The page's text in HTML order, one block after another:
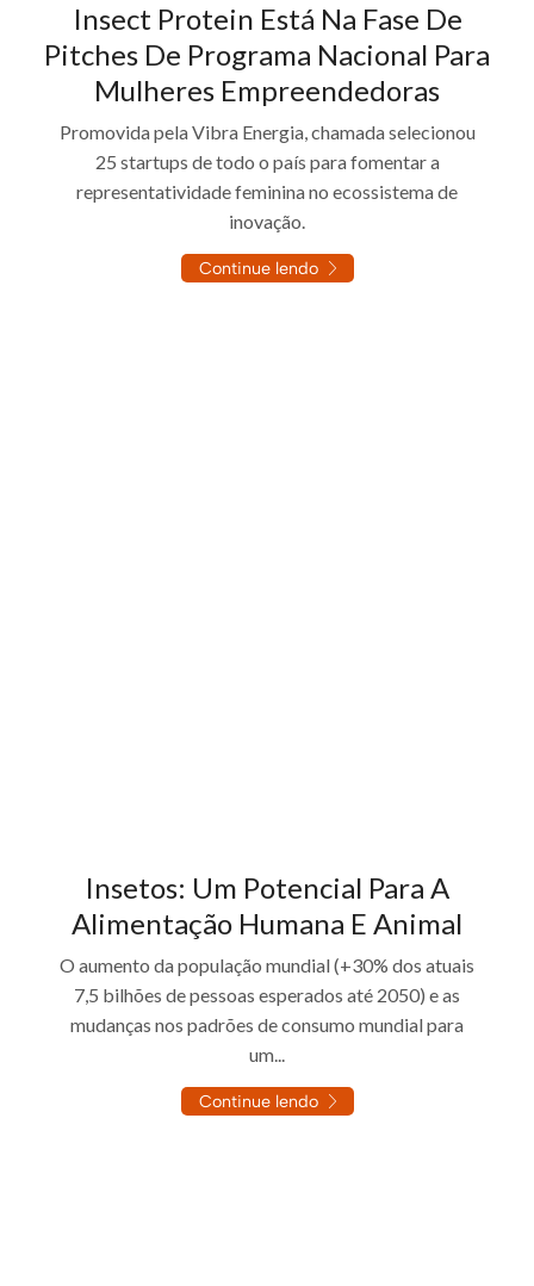
Insect Protein Está Na Fase De
Pitches De Programa Nacional Para
Mulheres Empreendedoras
Promovida pela Vibra Energia, chamada selecionou
25 startups de todo o país para fomentar a
representatividade feminina no ecossistema de
inovação.
Continue lendo
Insetos: Um Potencial Para A
Alimentação Humana E Animal
O aumento da população mundial (+30% dos atuais
7,5 bilhões de pessoas esperados até 2050) e as
mudanças nos padrões de consumo mundial para
um...
Continue lendo